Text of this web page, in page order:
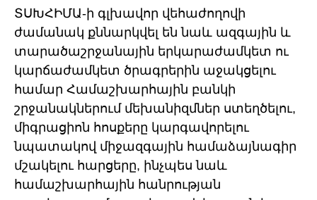
ՏՍԽՀԻՄԱ-ի գլխավոր վեհաժողովի
ժամանակ քննարկվել են նաև ազգային և
տարածաշրջանային երկարաժամկետ ու
կարճաժամկետ ծրագրերին աջակցելու
համար Համաշխարհային բանկի
շրջանակներում մեխանիզմներ ստեղծելու,
միգրացիոն հոսքերը կարգավորելու
նպատակով միջազգային համաձայնագիր
մշակելու հարցերը, ինչպես նաև
համաշխարհային հանրության